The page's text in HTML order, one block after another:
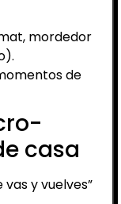
mordedor
de
casa
y vuelves”